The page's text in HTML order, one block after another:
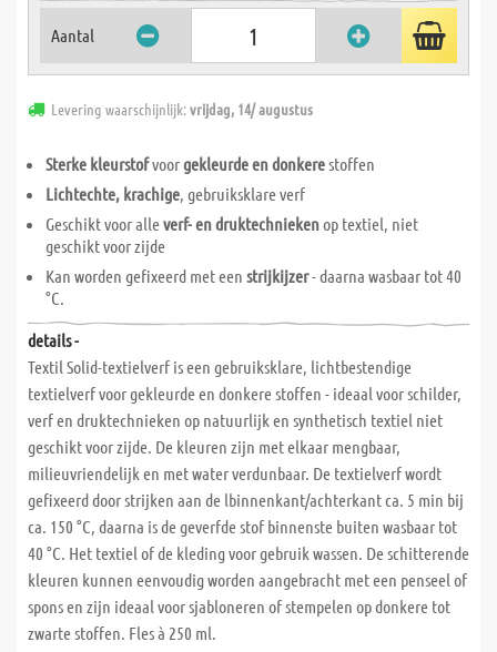
Aantal
Levering waarschijnlijk:vrijdag, 14/ augustus
Sterke kleurstofvoorgekleurde en donkerestoffen
Lichtechte, krachige, gebruiksklare verf
Geschikt voor alleverf- en druktechniekenop textiel, niet
geschikt voor zijde
Kan worden gefixeerd met een strijkijzer- daarna wasbaar tot 40
°C.
details -
Textil Solid-textielverf is een gebruiksklare, lichtbestendige
textielverf voor gekleurde en donkere stoffen - ideaal voor schilder,
verf en druktechnieken op natuurlijk en synthetisch textiel niet
geschikt voor zijde. De kleuren zijn met elkaar mengbaar,
milieuvriendelijk en met water verdunbaar. De textielverf wordt
gefixeerd door strijken aan de lbinnenkant/achterkant ca. 5 min bij
ca. 150 °C, daarna is de geverfde stof binnenste buiten wasbaar tot
40 °C. Het textiel of de kleding voor gebruik wassen. De schitterende
kleuren kunnen eenvoudig worden aangebracht met een penseel of
spons en zijn ideaal voor sjabloneren of stempelen op donkere tot
zwarte stoffen. Fles à 250 ml.